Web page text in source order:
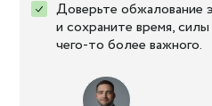
Доверьте обжалование
и сохраните время,
чего-то более важного.